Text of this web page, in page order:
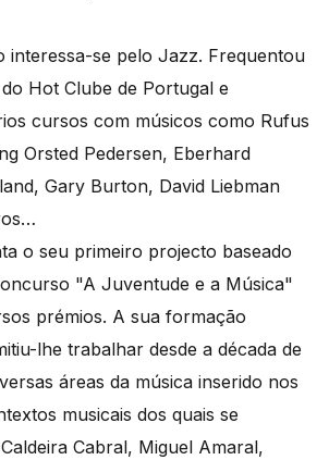
interessa-se pelo Jazz. Frequentou
Hot Clube de Portugal e
cursos com músicos como Rufus
Orsted Pedersen, Eberhard
Gary Burton, David Liebman
o seu primeiro projecto baseado
"A Juventude e a Música"
prémios. A sua formação
lhe trabalhar desde a década de
áreas da música inserido nos
musicais dos quais se
Cabral, Miguel Amaral,